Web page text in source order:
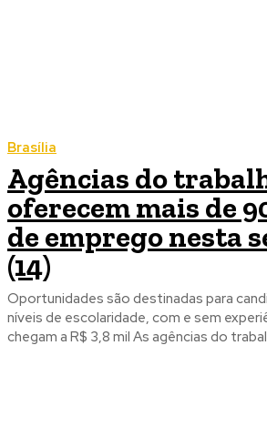
Brasília
Agências do
oferecem mais de
de emprego nesta
(14)
Oportunidades são destinadas para
níveis de escolaridade, com e sem
chegam a R$ 3,8 mil As agências do